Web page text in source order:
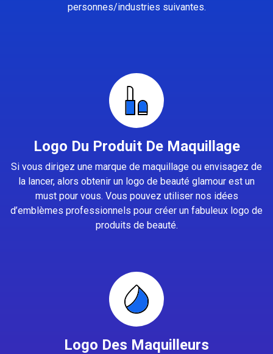
personnes/industries suivantes.
Logo Du Produit De Maquillage
Si vous dirigez une marque de maquillage ou envisagez de
la lancer, alors obtenir un logo de beauté glamour est un
must pour vous. Vous pouvez utiliser nos idées
d’emblèmes professionnels pour créer un fabuleux logo de
produits de beauté.
Logo Des Maquilleurs